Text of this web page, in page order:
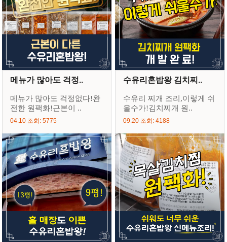
메뉴가 많아도 걱정..
메뉴가 많아도 걱정없다!완
전한 원팩화!근본이 ..
04.10 조회: 5775
수유리혼밥왕 김치찌..
수유리 찌개 조리,이렇게 쉬
울수가!김치찌개 원..
09.20 조회: 4188